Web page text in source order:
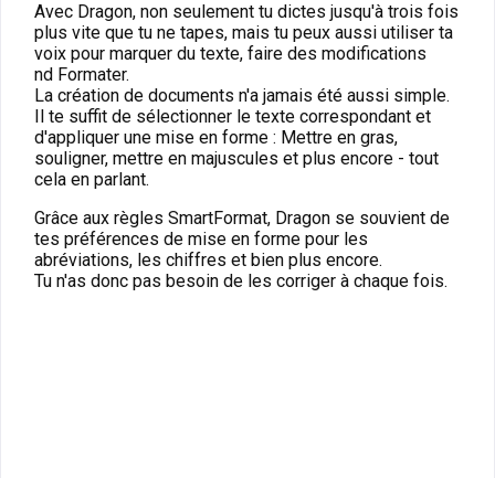
Avec Dragon, non seulement tu dictes jusqu'à trois fois
plus vite que tu ne tapes, mais tu peux aussi utiliser ta
voix pour marquer du texte, faire des modifications
nd Formater.
La création de documents n'a jamais été aussi simple.
Il te suffit de sélectionner le texte correspondant et
d'appliquer une mise en forme : Mettre en gras,
souligner, mettre en majuscules et plus encore - tout
cela en parlant.
Grâce aux règles SmartFormat, Dragon se souvient de
tes préférences de mise en forme pour les
abréviations, les chiffres et bien plus encore.
Tu n'as donc pas besoin de les corriger à chaque fois.